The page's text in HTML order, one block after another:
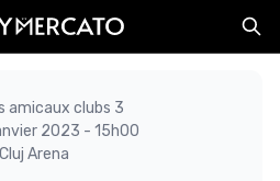
amicaux clubs 3
2023 - 15h00
Cluj Arena